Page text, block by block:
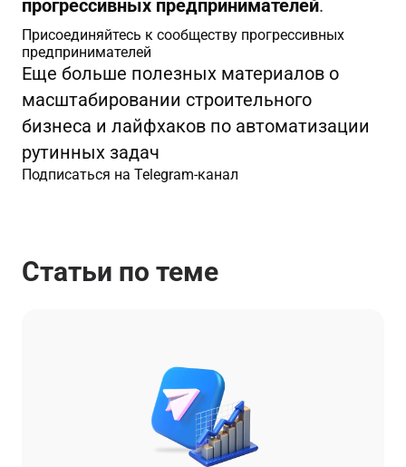
прогрессивных предпринимателей.
Присоединяйтесь к сообществу прогрессивных
предпринимателей
Еще больше полезных материалов о
масштабировании строительного
бизнеса и лайфхаков по автоматизации
рутинных задач
Подписаться на Telegram-канал
Статьи по теме